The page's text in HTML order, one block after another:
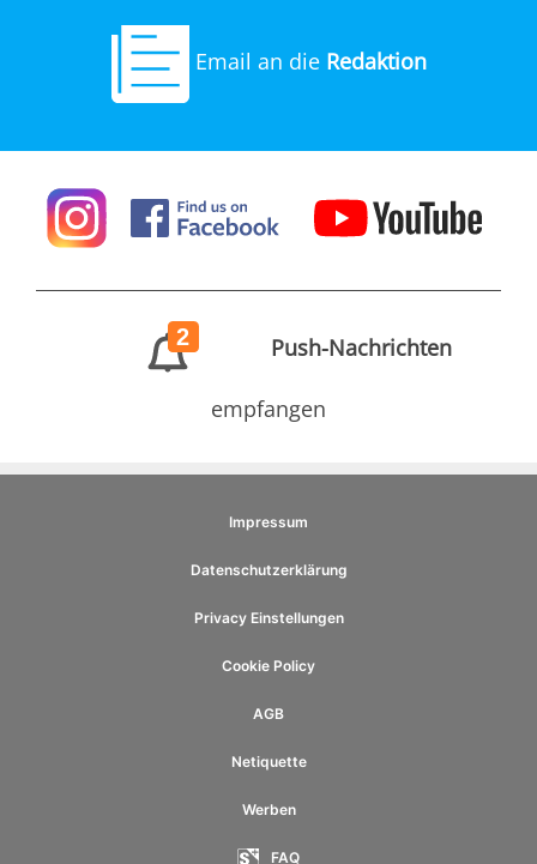
Email an die Redaktion
2 Push-Nachrichten
empfangen
Impressum
Datenschutzerklärung
Privacy Einstellungen
Cookie Policy
AGB
Netiquette
Werben
FAQ